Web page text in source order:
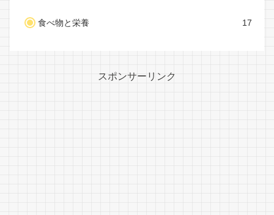
食べ物と栄養 17
スポンサーリンク